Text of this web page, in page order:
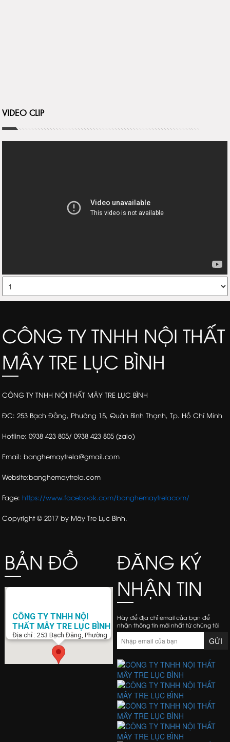
VIDEO CLIP
CÔNG TY TNHH NỘI THẤT
MÂY TRE LỤC BÌNH
CÔNG TY TNHH NỘI THẤT MÂY TRE LỤC BÌNH
ĐC: 253 Bạch Đằng, Phường 15, Quận Bình Thạnh, Tp. Hồ Chí Minh
Hotline: 0938 423 805/ 0938 423 805 (zalo)
Email: banghemaytrela@gmail.com
Website:banghemaytrela.com
Fage:https://www.facebook.com/banghemaytrelacom/
Copyright © 2017 by Mây Tre Lục Bình.
BẢN ĐỒ
CÔNG TY TNHH NỘI
THẤT MÂY TRE LỤC BÌNH
Địa chỉ : 253 Bạch Đằng, Phường
15, Q. Bình Thạnh, Tp. Hồ Chí Minh
Điện Thoại : 0938 423 805
banghemaytrela@gmail.com
ĐĂNG KÝ
NHẬN TIN
Hãy để địa chỉ email của bạn để
nhận thông tin mới nhất từ chúng tôi